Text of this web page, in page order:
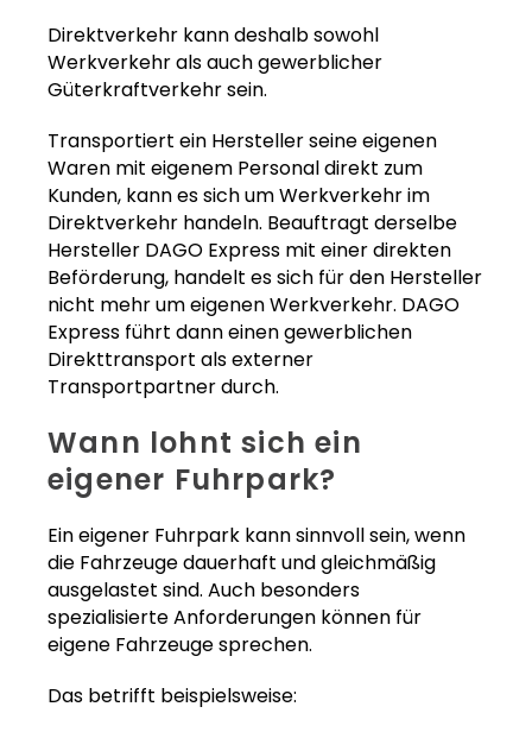
Direktverkehr kann deshalb sowohl
Werkverkehr als auch gewerblicher
Güterkraftverkehr sein.
Transportiert ein Hersteller seine eigenen
Waren mit eigenem Personal direkt zum
Kunden, kann es sich um Werkverkehr im
Direktverkehr handeln. Beauftragt derselbe
Hersteller DAGO Express mit einer direkten
Beförderung, handelt es sich für den Hersteller
nicht mehr um eigenen Werkverkehr. DAGO
Express führt dann einen gewerblichen
Direkttransport als externer
Transportpartner durch.
Wann lohnt sich ein
eigener Fuhrpark?
Ein eigener Fuhrpark kann sinnvoll sein, wenn
die Fahrzeuge dauerhaft und gleichmäßig
ausgelastet sind. Auch besonders
spezialisierte Anforderungen können für
eigene Fahrzeuge sprechen.
Das betrifft beispielsweise: